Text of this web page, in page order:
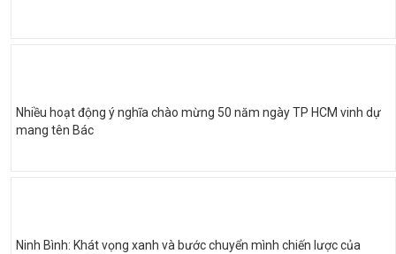
Nhiều hoạt động ý nghĩa chào mừng 50 năm ngày TP HCM vinh dự
mang tên Bác
Ninh Bình: Khát vọng xanh và bước chuyển mình chiến lược của